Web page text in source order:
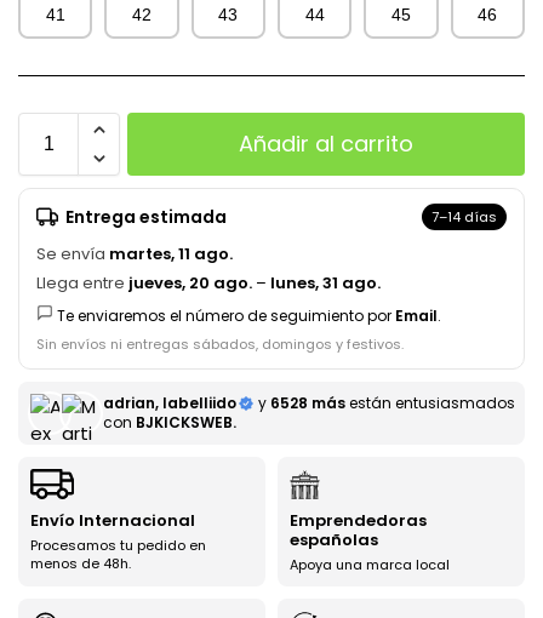
41 42 43 44 45 46
Añadir al carrito
Entrega estimada 7–14 días
Se envía martes, 11 ago.
Llega entre jueves, 20 ago. – lunes, 31 ago.
Te enviaremos el número de seguimiento por Email.
Sin envíos ni entregas sábados, domingos y festivos.
adrian, labelliido y 6528 másestán entusiasmados
con BJKICKSWEB.
Envío Internacional
Procesamos tu pedido en
menos de 48h.
Emprendedoras
españolas
Apoya una marca local
Ahorra uniéndote al
club BJ Kicks y llévate